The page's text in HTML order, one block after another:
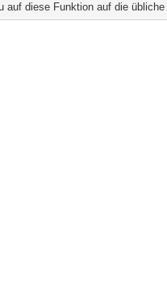
auf diese Funktion auf die